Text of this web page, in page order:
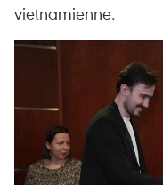
vietnamienne.